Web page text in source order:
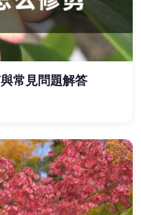
常見問題解答